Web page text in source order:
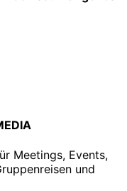
Meetings, Events,
und